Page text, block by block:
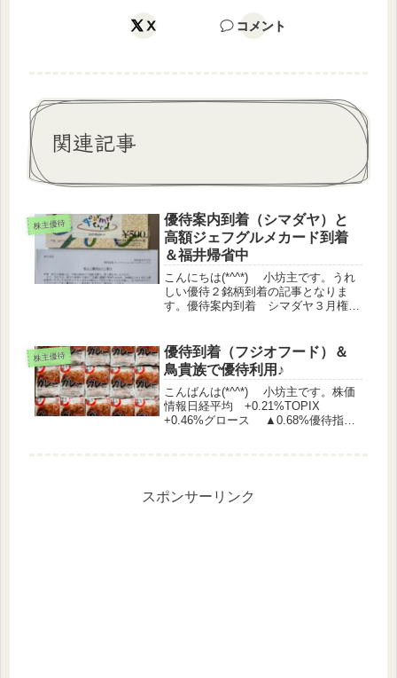
X コメント
関連記事
株主優待
優待案内到着（シマダヤ）と
高額ジェフグルメカード到着
＆福井帰省中
こんにちは(*^^*) 小坊主です。うれ
しい優待２銘柄到着の記事となりま
す。優待案内到着 シマダヤ３月権
で、今回が初めての優待になります。
シマダヤ （250A）株価 1...
株主優待
優待到着（フジオフード）＆
鳥貴族で優待利用♪
こんばんは(*^^*) 小坊主です。株価
情報日経平均 +0.21%TOPIX
+0.46%グロース ▲0.68%優待指
スポンサーリンク